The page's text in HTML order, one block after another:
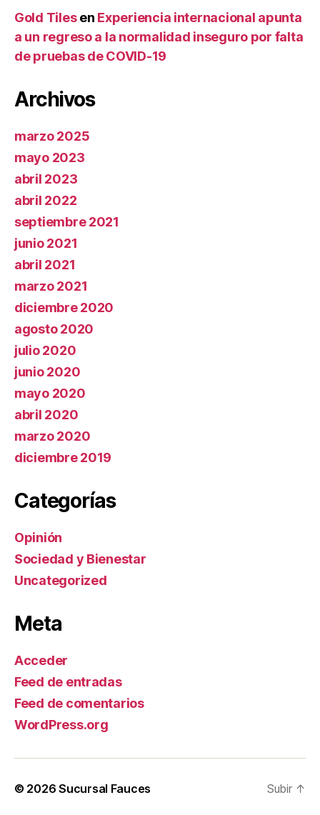
Gold Tilesen Experiencia internacional apunta
a un regreso a la normalidad inseguro por falta
de pruebas de COVID-19
Archivos
marzo 2025
mayo 2023
abril 2023
abril 2022
septiembre 2021
junio 2021
abril 2021
marzo 2021
diciembre 2020
agosto 2020
julio 2020
junio 2020
mayo 2020
abril 2020
marzo 2020
diciembre 2019
Categorías
Opinión
Sociedad y Bienestar
Uncategorized
Meta
Acceder
Feed de entradas
Feed de comentarios
WordPress.org
© 2026Sucursal Fauces Subir ↑